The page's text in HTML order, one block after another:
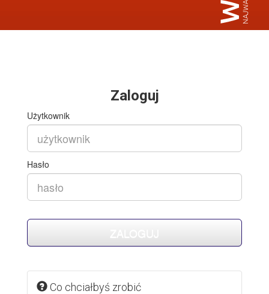
Zaloguj
Użytkownik
Hasło
Co chciałbyś zrobić